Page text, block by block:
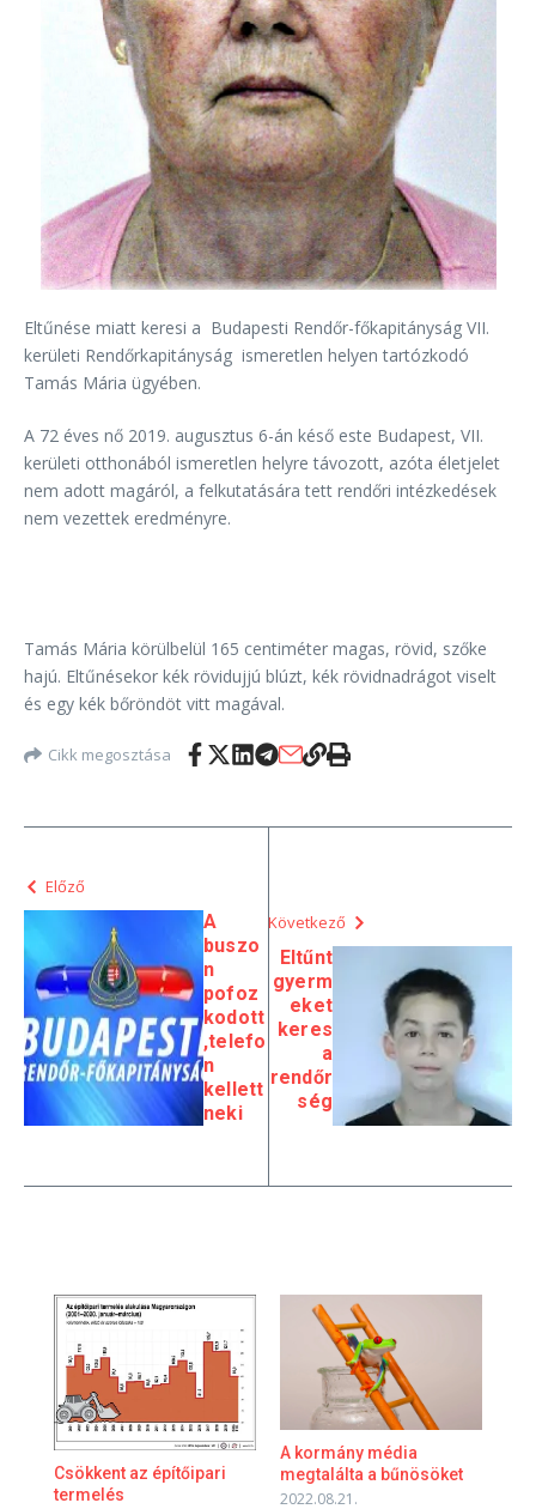
Eltűnése miatt keresi a Budapesti Rendőr-főkapitányság VII.
kerületi Rendőrkapitányság ismeretlen helyen tartózkodó
Tamás Mária ügyében.
A 72 éves nő 2019. augusztus 6-án késő este Budapest, VII.
kerületi otthonából ismeretlen helyre távozott, azóta életjelet
nem adott magáról, a felkutatására tett rendőri intézkedések
nem vezettek eredményre.
Tamás Mária körülbelül 165 centiméter magas, rövid, szőke
hajú. Eltűnésekor kék rövidujjú blúzt, kék rövidnadrágot viselt
és egy kék bőröndöt vitt magával.
Cikk megosztása
Előző
A
buszo
n
pofoz
kodott
,telefo
n
kellett
neki
Következő
Eltűnt
gyerm
eket
keres
a
rendőr
ség
Csökkent az építőipari
termelés
A kormány média
megtalálta a bűnösöket
2022.08.21.